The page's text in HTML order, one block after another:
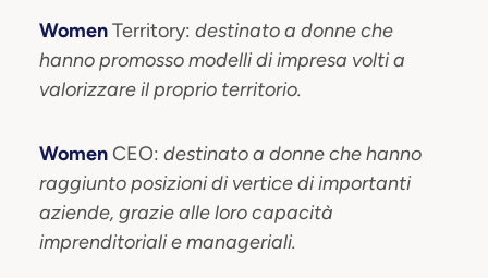
WomenTerritory: destinato a donne che
hanno promosso modelli di impresa volti a
valorizzare il proprio territorio.
WomenCEO: destinato a donne che hanno
raggiunto posizioni di vertice di importanti
aziende, grazie alle loro capacità
imprenditoriali e manageriali.